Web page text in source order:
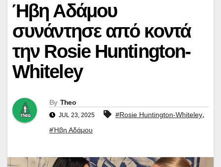
Ήβη Αδάμου
συνάντησε από κοντά
την Rosie Huntington-
Whiteley
By Theo
JUL 23, 2025 #Rosie Huntington-Whiteley,
#Ήβη Αδάμου